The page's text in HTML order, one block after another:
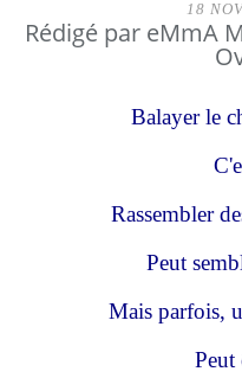
18
Rédigé par eMmA
Balayer le
Rassembler
Peut
Mais parfois,
Peut